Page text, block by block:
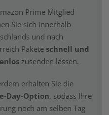
Prime Mitglied
Sie sich innerhalb
und nach
Pakete schnell und
zusenden lassen.
erhalten Sie die
Day-Option, sodass Ihre
noch am selben Tag